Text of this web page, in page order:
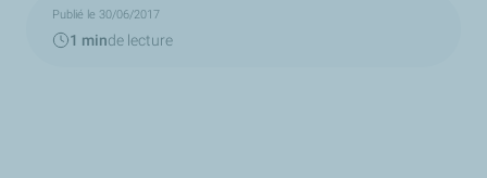
Publié le 30/06/2017
1 minde lecture